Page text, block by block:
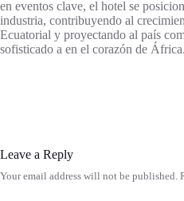
en eventos clave, el hotel se
industria, contribuyendo al
Ecuatorial y proyectando al país
sofisticado a en el corazón de África.
Leave a Reply
Your email address will not be published.